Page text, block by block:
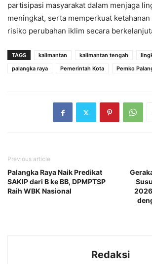
partisipasi masyarakat dalam menjaga
meningkat, serta memperkuat
risiko perubahan iklim secara
TAGS kalimantan kalimantan tengah
palangka raya
Pemerintah Kota Pemko
Previous article
Palangka Raya Naik Predikat
SAKIP dari B ke BB, DPMPTSP
Raih WBK Nasional
Redaksi